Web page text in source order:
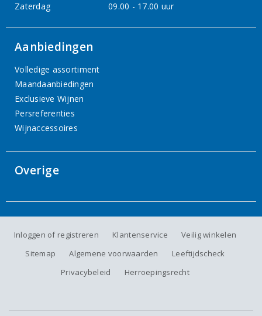
Zaterdag
09.00 - 17.00 uur
Aanbiedingen
Volledige assortiment
Maandaanbiedingen
Exclusieve Wijnen
Persreferenties
Wijnaccessoires
Overige
Inloggen of registreren Klantenservice
Veilig winkelen
Sitemap
Algemene voorwaarden
Leeftijdscheck
Privacybeleid
Herroepingsrecht